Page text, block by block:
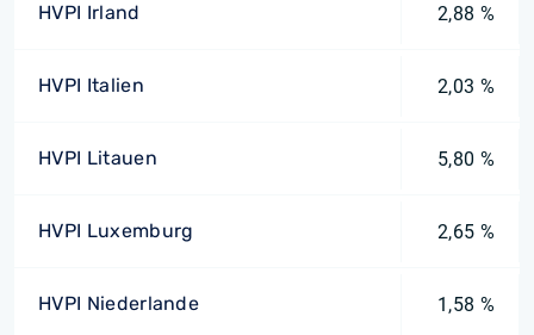
HVPI Irland 2,88 %
HVPI Italien 2,03 %
HVPI Litauen 5,80 %
HVPI Luxemburg 2,65 %
HVPI Niederlande 1,58 %